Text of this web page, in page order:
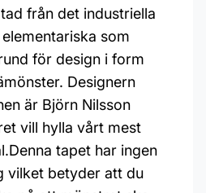
från det industriella
som
för design i form
Designern
är Björn Nilsson
vill hylla vårt mest
tapet har ingen
vilket betyder att du